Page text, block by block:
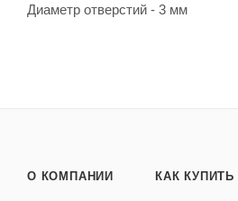
Диаметр отверстий - 3 мм
О КОМПАНИИ КАК КУПИТЬ